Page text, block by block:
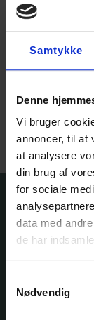
Samtykke
Denne
Vi bruger
annoncer, til at
at analysere
din brug af
for sociale
data med
de har
Nødvendig
70,00kr.
Vælg